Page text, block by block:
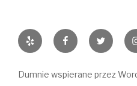
Yelp FacebookTwitter
Dumnie wspierane przez